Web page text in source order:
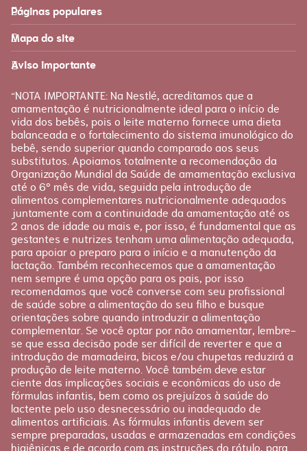
Páginas populares
Feito para você Materna
FAQ
Fale conosco
Mapa do site
Produtos
Loja Nestlé FamilyNes
Produtos Materna
Recursos
Etapas
Gravidez
Planejamento
Pós-parto
Aviso importante
“NOTA IMPORTANTE: Na Nestlé, acreditamos que a
amamentação é nutricionalmente ideal para o início de
vida dos bebês, pois o leite materno fornece uma dieta
balanceada e o fortalecimento do sistema imunológico do
bebê, sendo superior quando comparado aos seus
substitutos. Apoiamos totalmente a recomendação da
Organização Mundial da Saúde de amamentação exclusiva
até o 6º mês de vida, seguida pela introdução de
alimentos complementares nutricionalmente adequados
juntamente com a continuidade da amamentação até os
2 anos de idade ou mais e, por isso, é fundamental que as
gestantes e nutrizes tenham uma alimentação adequada,
para apoiar o preparo para o início e a manutenção da
lactação. Também reconhecemos que a amamentação
nem sempre é uma opção para os pais, por isso
recomendamos que você converse com seu profissional
de saúde sobre a alimentação do seu filho e busque
orientações sobre quando introduzir a alimentação
complementar. Se você optar por não amamentar, lembre-
se que essa decisão pode ser difícil de reverter e que a
introdução de mamadeira, bicos e/ou chupetas reduzirá a
produção de leite materno. Você também deve estar
ciente das implicações sociais e econômicas do uso de
fórmulas infantis, bem como os prejuízos à saúde do
lactente pelo uso desnecessário ou inadequado de
alimentos artificiais. As fórmulas infantis devem ser
sempre preparadas, usadas e armazenadas em condições